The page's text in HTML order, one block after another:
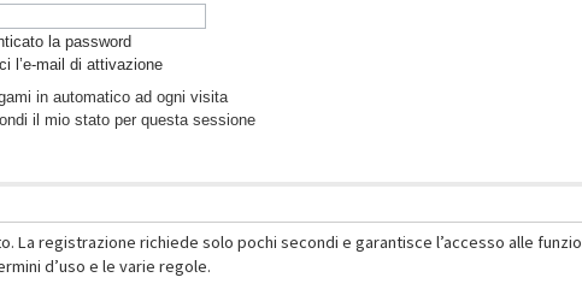
la password
l’e-mail di attivazione
in automatico ad ogni visita
il mio stato per questa sessione
La registrazione richiede solo pochi secondi e garantisce l’accesso alle
d’uso e le varie regole.